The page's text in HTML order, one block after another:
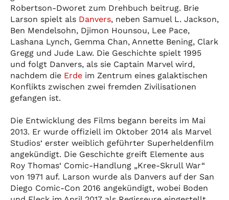
Robertson-Dworet zum Drehbuch beitrug. Brie
Larson spielt als Danvers, neben Samuel L. Jackson,
Ben Mendelsohn, Djimon Hounsou, Lee Pace,
Lashana Lynch, Gemma Chan, Annette Bening, Clark
Gregg und Jude Law. Die Geschichte spielt 1995
und folgt Danvers, als sie Captain Marvel wird,
nachdem die Erde im Zentrum eines galaktischen
Konflikts zwischen zwei fremden Zivilisationen
gefangen ist.
Die Entwicklung des Films begann bereits im Mai
2013. Er wurde offiziell im Oktober 2014 als Marvel
Studios‘ erster weiblich geführter Superheldenfilm
angekündigt. Die Geschichte greift Elemente aus
Roy Thomas‘ Comic-Handlung „Kree-Skrull War“
von 1971 auf. Larson wurde als Danvers auf der San
Diego Comic-Con 2016 angekündigt, wobei Boden